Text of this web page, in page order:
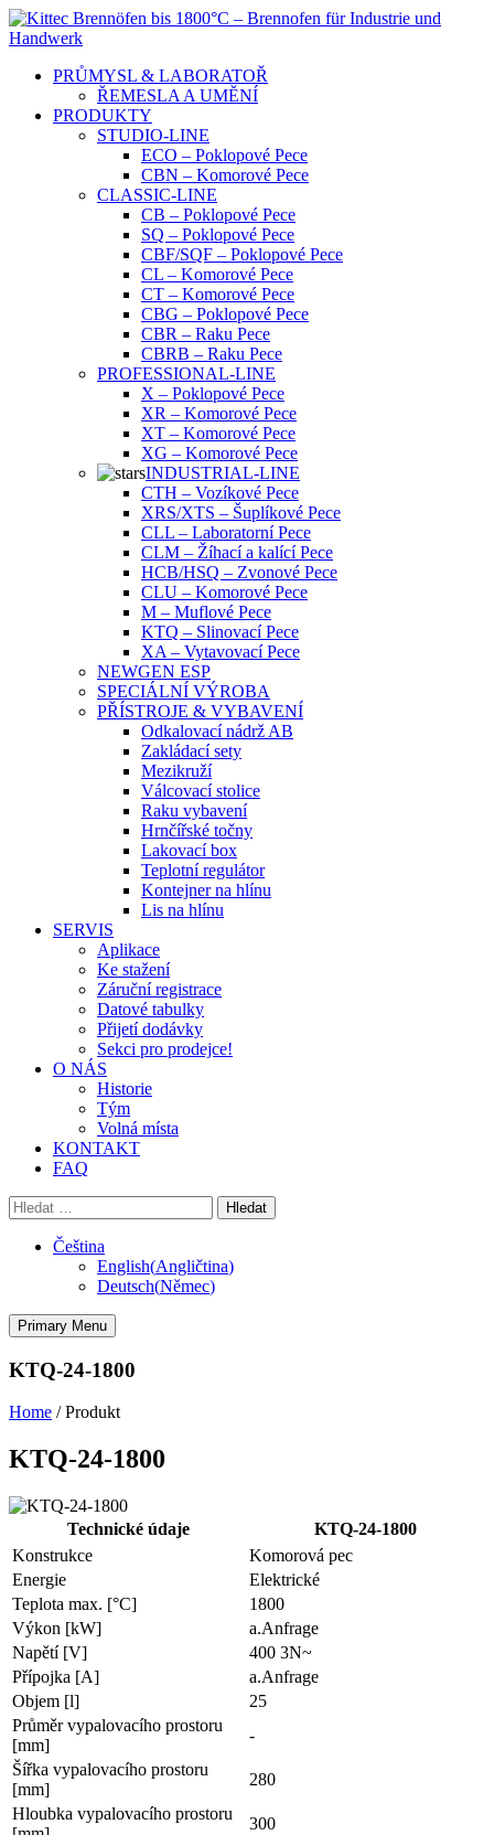
Skip
to
PRŮMYSL & LABORATOŘ
ŘEMESLA A UMĚNÍ
PRODUKTY
STUDIO-LINE
ECO – Poklopové Pece
CBN – Komorové Pece
CLASSIC-LINE
CB – Poklopové Pece
SQ – Poklopové Pece
CBF/SQF – Poklopové Pece
CL – Komorové Pece
CT – Komorové Pece
CBG – Poklopové Pece
CBR – Raku Pece
CBRB – Raku Pece
PROFESSIONAL-LINE
X – Poklopové Pece
XR – Komorové Pece
XT – Komorové Pece
XG – Komorové Pece
INDUSTRIAL-LINE
CTH – Vozíkové Pece
XRS/XTS – Šuplíkové Pece
CLL – Laboratorní Pece
CLM – Žíhací a kalící Pece
HCB/HSQ – Zvonové Pece
CLU – Komorové Pece
M – Muflové Pece
KTQ – Slinovací Pece
XA – Vytavovací Pece
NEWGEN ESP
SPECIÁLNÍ VÝROBA
PŘÍSTROJE & VYBAVENÍ
Odkalovací nádrž AB
Zakládací sety
Mezikruží
Válcovací stolice
Raku vybavení
Hrnčířské točny
Lakovací box
Teplotní regulátor
Kontejner na hlínu
Lis na hlínu
SERVIS
Aplikace
Ke stažení
Záruční registrace
Datové tabulky
Přijetí dodávky
Sekci pro prodejce!
O NÁS
Historie
Tým
Volná místa
KONTAKT
FAQ
Vyhledávání
Čeština
English(Angličtina)
Deutsch(Němec)
Primary Menu
KTQ-24-1800
Home /Produkt
KTQ-24-1800
Technické údaje
KTQ-24-1800
Konstrukce
Komorová pec
Energie
Elektrické
Teplota max. [°C]
1800
Výkon [kW]
a.Anfrage
Napětí [V]
400 3N~
Přípojka [A]
a.Anfrage
Objem [l]
25
Průměr vypalovacího prostoru
[mm]
-
Šířka vypalovacího prostoru
[mm]
280
Hloubka vypalovacího prostoru
300